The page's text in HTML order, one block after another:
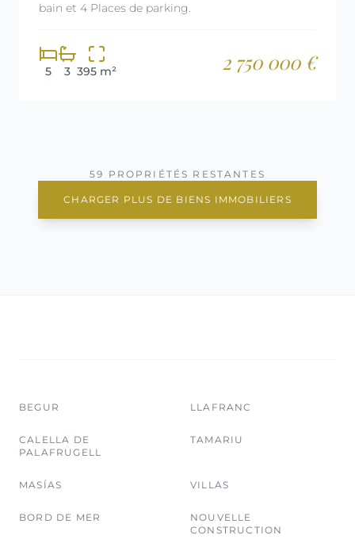
bain et 4 Places de parking.
5 3 395 m² 2 750 000 €
59 PROPRIÉTÉS RESTANTES
CHARGER PLUS DE BIENS IMMOBILIERS
BEGUR LLAFRANC
CALELLA DE
PALAFRUGELL
TAMARIU
MASÍAS VILLAS
BORD DE MER
NOUVELLE
CONSTRUCTION